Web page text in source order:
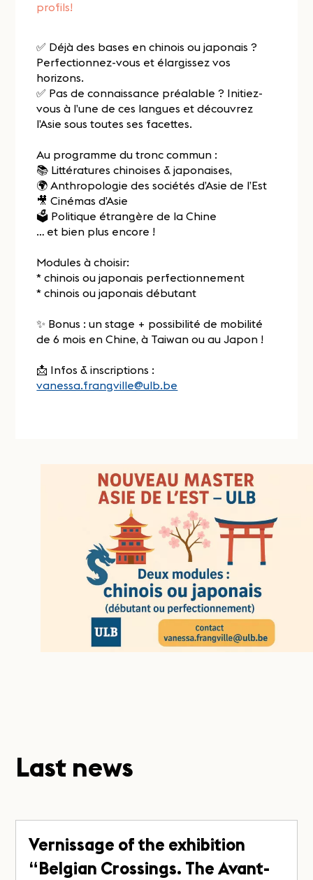
profils!
✅ Déjà des bases en chinois ou japonais ?
Perfectionnez-vous et élargissez vos
horizons.
✅ Pas de connaissance préalable ? Initiez-
vous à l’une de ces langues et découvrez
l’Asie sous toutes ses facettes.
Au programme du tronc commun :
📚 Littératures chinoises & japonaises,
🌍 Anthropologie des sociétés d’Asie de l’Est
🎥 Cinémas d’Asie
🗳️ Politique étrangère de la Chine
… et bien plus encore !
Modules à choisir:
* chinois ou japonais perfectionnement
* chinois ou japonais débutant
✨ Bonus : un stage + possibilité de mobilité
de 6 mois en Chine, à Taiwan ou au Japon !
📩 Infos & inscriptions :
vanessa.frangville@ulb.be
Last news
Vernissage of the exhibition
“Belgian Crossings. The Avant-